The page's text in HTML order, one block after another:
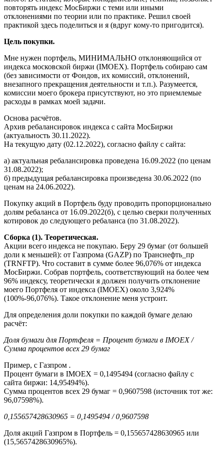
повторять индекс МосБиржи с теми или иными
отклонениями по теории или по практике. Решил своей
практикой здесь поделиться и я (вдруг кому-то пригодится).
Цель покупки.
Мне нужен портфель, МИНИМАЛЬНО отклоняющийся от
индекса московской биржи (IMOEX). Портфель собираю сам
(без зависимости от Фондов, их комиссий, отклонений,
внезапного прекращения деятельности и т.п.). Разумеется,
комиссии моего брокера присутствуют, но это приемлемые
расходы в рамках моей задачи.
Основа расчётов.
Архив ребалансировок индекса с сайта МосБиржи
(актуальность 30.11.2022).
На текущую дату (02.12.2022), согласно файлу с сайта:
а) актуальная ребалансировка проведена 16.09.2022 (по ценам
31.08.2022);
б) предыдущая ребалансировка произведена 30.06.2022 (по
ценам на 24.06.2022).
Покупку акций в Портфель буду проводить пропорционально
долям ребаланса от 16.09.2022(б), с целью сверки полученных
котировок до следующего ребаланса (по 31.08.2022).
Сборка (1). Теоретическая.
Акции всего индекса не покупаю. Беру 29 бумаг (от большей
доли к меньшей): от Газпрома (GAZP) по Транснефть_пр
(TRNFTP). Что составит в сумме более 96,076% от индекса
МосБиржи. Собрав портфель, соответствующий на более чем
96% индексу, теоретически я должен получить отклонение
моего Портфеля от индекса (IMOEX) около 3,924%
(100%-96,076%). Такое отклонение меня устроит.
Для определения доли покупки по каждой бумаге делаю
расчёт:
Доля бумаги для Портфеля = Процент бумаги в IMOEX /
Сумма процентов всех 29 бумаг
Пример, с Газпром .
Процент бумаги в IMOEX = 0,1495494 (согласно файлу с
сайта биржи: 14,95494%).
Сумма процентов всех 29 бумаг = 0,9607598 (источник тот же:
96,07598%).
0,155657428630965 = 0,1495494 / 0,9607598
Доля акций Газпром в Портфель = 0,155657428630965 или
(15,5657428630965%).